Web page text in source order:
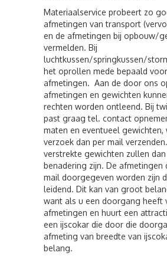
Materiaalservice probeert zo
afmetingen van transport
en de afmetingen bij opbouw/
vermelden. Bij
luchtkussen/springkussen/
het oprollen mede bepaald
afmetingen. Aan de door ons
afmetingen en gewichten
rechten worden ontleend. Bij
past graag tel. contact
maten en eventueel gewichten,
verzoek dan per mail
verstrekte gewichten zullen
benadering zijn. De afmetingen
mail doorgegeven worden zijn
leidend. Dit kan van groot
want als u een doorgang heeft
afmetingen en huurt een
een ijscokar die door die
afmeting van breedte van
belang.